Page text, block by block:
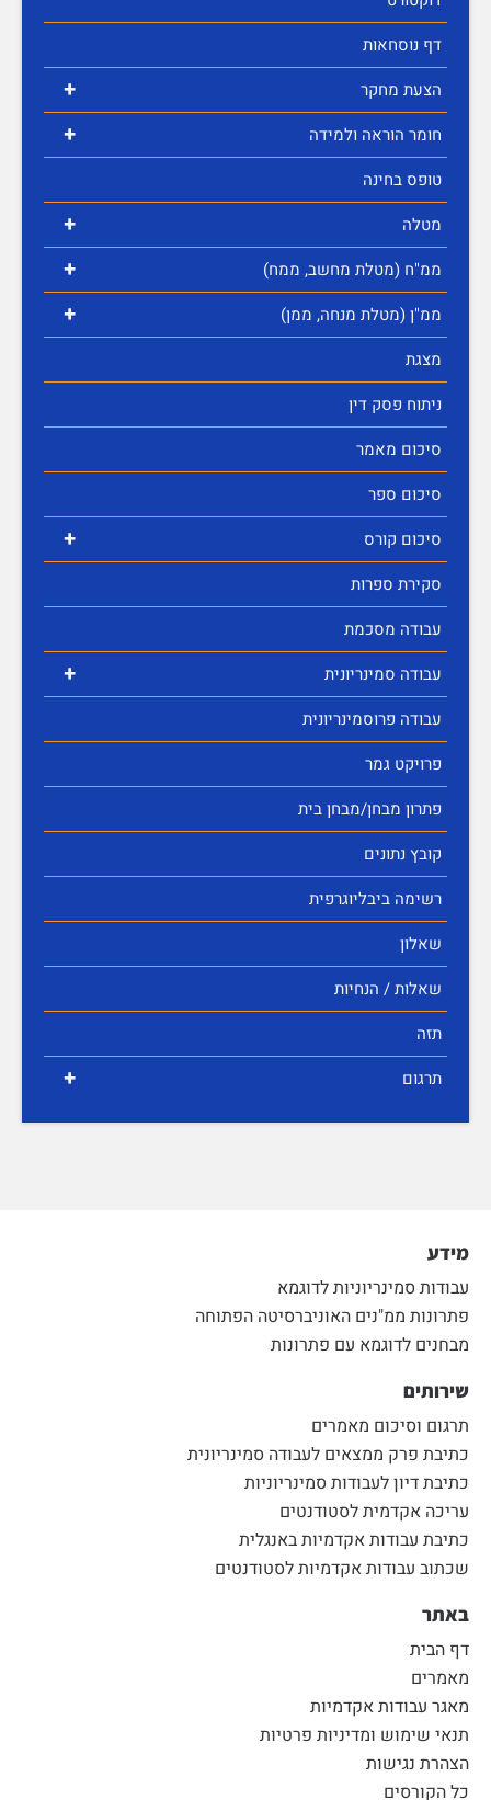
דף נוסחאות
+ הצעת מחקר
+
חומר הוראה ולמידה
טופס בחינה
+ מטלה
+ ממ"ח (מטלת מחשב, ממח)
+
ממ"ן (מטלת מנחה, ממן)
מצגת
ניתוח פסק דין
סיכום מאמר
סיכום ספר
+
סיכום קורס
סקירת ספרות
עבודה מסכמת
+
עבודה סמינריונית
עבודה פרוסמינריונית
פרויקט גמר
פתרון מבחן/מבחן בית
קובץ נתונים
רשימה ביבליוגרפית
שאלון
שאלות / הנחיות
תזה
+ תרגום
מידע
עבודות סמינריוניות לדוגמא
פתרונות ממ"נים האוניברסיטה הפתוחה
מבחנים לדוגמא עם פתרונות
שירותים
תרגום וסיכום מאמרים
כתיבת פרק ממצאים לעבודה סמינריונית
כתיבת דיון לעבודות סמינריוניות
עריכה אקדמית לסטודנטים
כתיבת עבודות אקדמיות באנגלית
שכתוב עבודות אקדמיות לסטודנטים
באתר
דף הבית
מאמרים
מאגר עבודות אקדמיות
תנאי שימוש ומדיניות פרטיות
הצהרת נגישות
כל הקורסים